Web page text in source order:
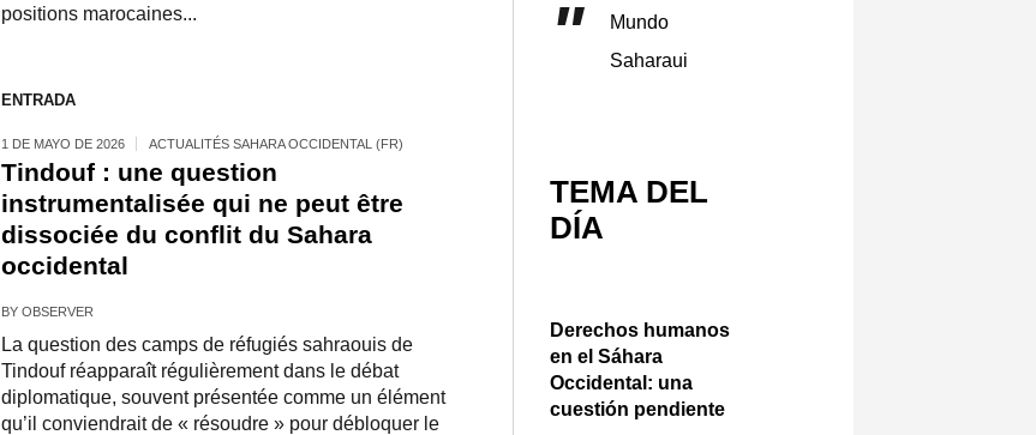
positions marocaines...
ENTRADA
1 DE MAYO DE 2026 ACTUALITÉS SAHARA OCCIDENTAL (FR)
Tindouf : une question
instrumentalisée qui ne peut être
dissociée du conflit du Sahara
occidental
BY OBSERVER
La question des camps de réfugiés sahraouis de
Tindouf réapparaît régulièrement dans le débat
diplomatique, souvent présentée comme un élément
qu’il conviendrait de « résoudre » pour débloquer le
Mundo
Saharaui
TEMA DEL
DÍA
Derechos humanos
en el Sáhara
Occidental: una
cuestión pendiente